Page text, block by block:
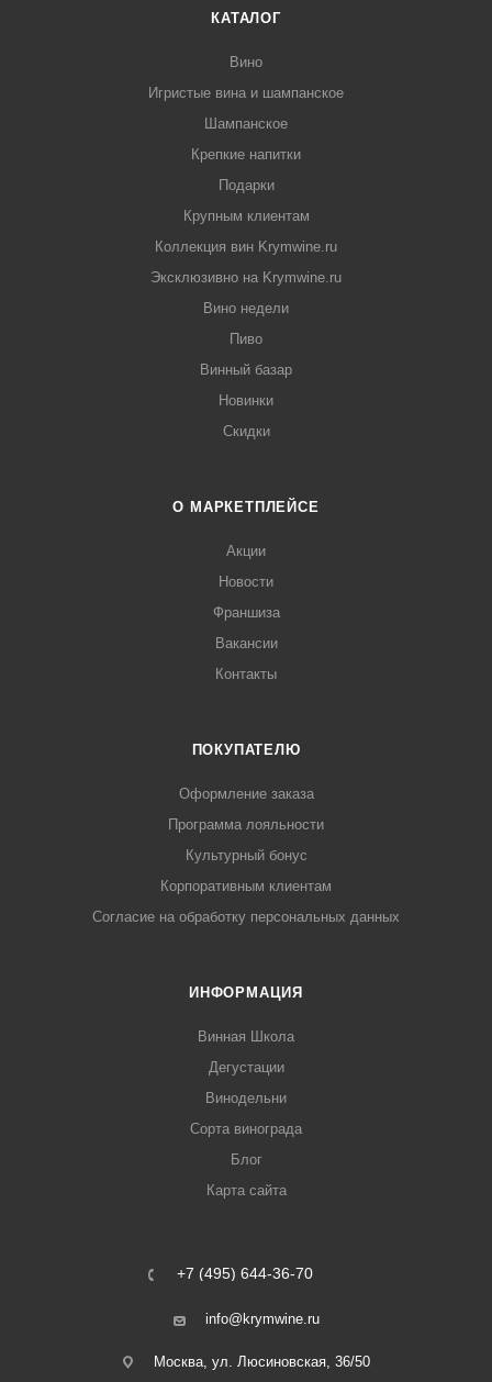
КАТАЛОГ
Вино
Игристые вина и шампанское
Шампанское
Крепкие напитки
Подарки
Крупным клиентам
Коллекция вин Krymwine.ru
Эксклюзивно на Krymwine.ru
Вино недели
Пиво
Винный базар
Новинки
Скидки
О МАРКЕТПЛЕЙСЕ
Акции
Новости
Франшиза
Вакансии
Контакты
ПОКУПАТЕЛЮ
Оформление заказа
Программа лояльности
Культурный бонус
Корпоративным клиентам
Согласие на обработку персональных данных
ИНФОРМАЦИЯ
Винная Школа
Дегустации
Винодельни
Сорта винограда
Блог
Карта сайта
+7 (495) 644-36-70
info@krymwine.ru
Москва, ул. Люсиновская, 36/50